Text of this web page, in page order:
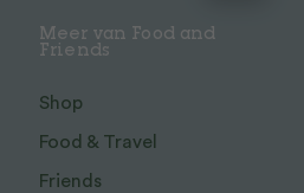
Meer van Food and
Friends
Shop
Food & Travel
Friends